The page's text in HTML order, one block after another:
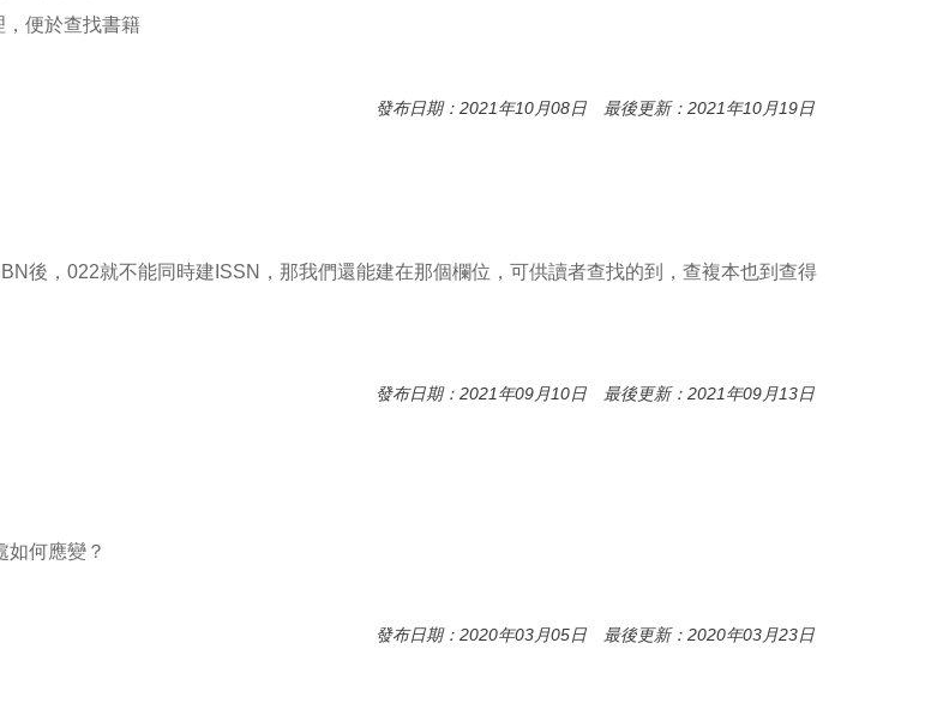
便於查找書籍
發布日期：2021年10月08日 最後更新：2021年10月19日
後，022就不能同時建ISSN，那我們還能建在那個欄位，可供讀者查找的到，查複本也到查得
發布日期：2021年09月10日 最後更新：2021年09月13日
如何應變？
發布日期：2020年03月05日 最後更新：2020年03月23日